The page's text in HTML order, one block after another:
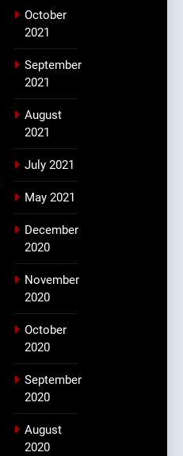
October
2021
September
2021
August
2021
July 2021
May 2021
December
2020
November
2020
October
2020
September
2020
August
2020